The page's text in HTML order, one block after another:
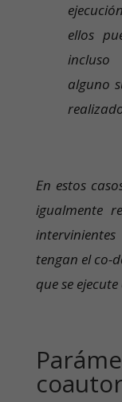
ellos
alguno
En estos
igualmente
tengan el co-
que se ejecute